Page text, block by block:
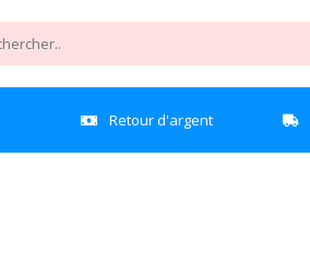
Retour d'argent